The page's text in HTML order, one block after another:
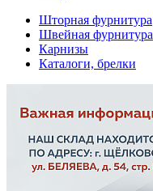
Шторная фурнитура
Швейная фурнитура
Карнизы
Каталоги, брелки